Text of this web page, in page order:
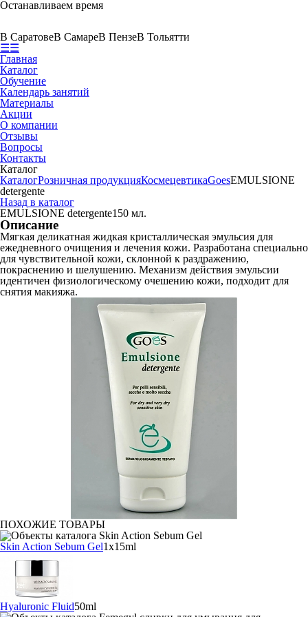
Останавливаем время
В СаратовеВ СамареВ ПензеВ Тольятти
☰☰
Главная
Каталог
Обучение
Календарь занятий
Материалы
Акции
О компании
Отзывы
Вопросы
Контакты
Каталог
КаталогРозничная продукцияКосмецевтикаGoesEMULSIONE
detergente
Назад в каталог
EMULSIONE detergente150 мл.
Описание
Мягкая деликатная жидкая кристаллическая эмульсия для
ежедневного очищения и лечения кожи. Разработана специально
для чувствительной кожи, склонной к раздражению,
покраснению и шелушению. Механизм действия эмульсии
идентичен физиологическому очешению кожи, подходит для
снятия макияжа.
ПОХОЖИЕ ТОВАРЫ
Skin Action Sebum Gel1x15ml
Hyaluronic Fluid50ml